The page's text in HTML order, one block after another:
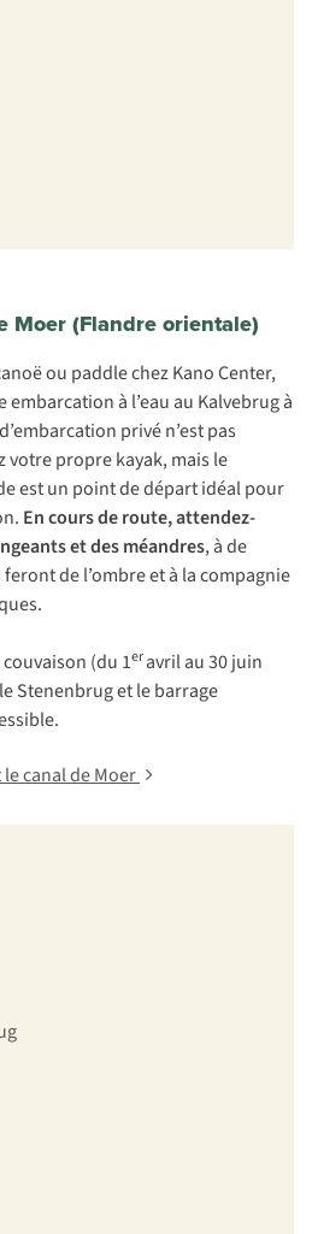
Moer (Flandre orientale)
ou paddle chez Kano Center,
à l’eau au Kalvebrug à
privé n’est pas
votre propre kayak, mais le
est un point de départ idéal pour
En cours de route, attendez-
et des méandres, à de
de l’ombre et à la compagnie
(du 1eravril au 30 juin
Stenenbrug et le barrage
canal de Moer